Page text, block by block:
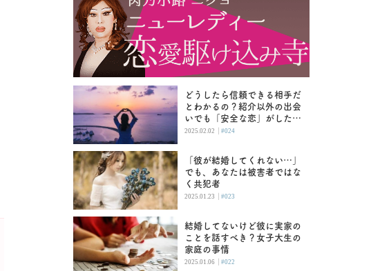
どうしたら信頼できる相手だ
とわかるの？紹介以外の出会
いでも「安全な恋」がした
い！
2025.02.02 | #024
「彼が結婚してくれない…」
でも、あなたは被害者ではな
く共犯者
2025.01.23 | #023
結婚してないけど彼に実家の
ことを話すべき？女子大生の
家庭の事情
2025.01.06 | #022